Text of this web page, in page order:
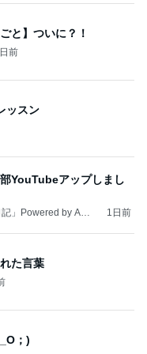
と】ついに？！
前
ッスン
YouTubeアップしまし
」Powered by Ame
1日前
た言葉
；)